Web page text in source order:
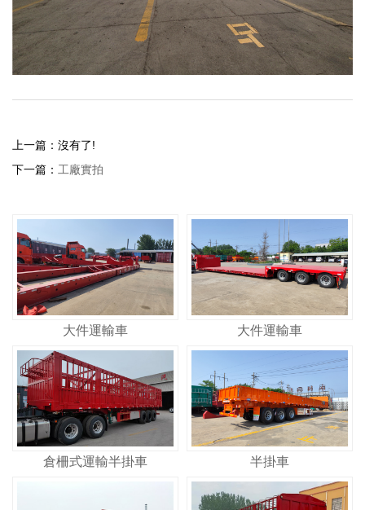
上一篇：沒有了!
下一篇： 工廠實拍
大件運輸車 大件運輸車
倉柵式運輸半掛車 半掛車